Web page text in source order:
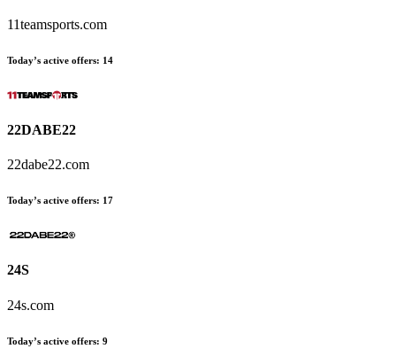
11teamsports.com
Today’s active offers: 14
22DABE22
22dabe22.com
Today’s active offers: 17
24S
24s.com
Today’s active offers: 9